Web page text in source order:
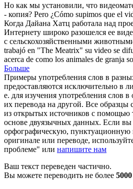
Но как мы установили, что
- копия? Pero ¿Cómo supimos que el
Когда Дайана Хатц работала над
Интернету широко разошелся ее
с сельскохозяйственными
trabajó en "The Meatrix" su video se
acerca de como los animales de granja
Больше
Примеры употребления слов в
предоставляются исключительно в
е. для изучения употребления слов
их перевода на другой. Все образцы
из открытых источников с помощью
основе двуязычных данных. Если
орфографическую,
оригинале или переводе,
проблеме" или напишите нам
Ваш текст переведен частично.
Вы можете переводить не более 5000